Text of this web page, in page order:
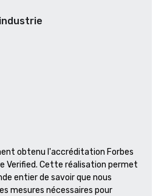
obtenu l'accréditation Forbes
Verified. Cette réalisation permet
entier de savoir que nous
mesures nécessaires pour